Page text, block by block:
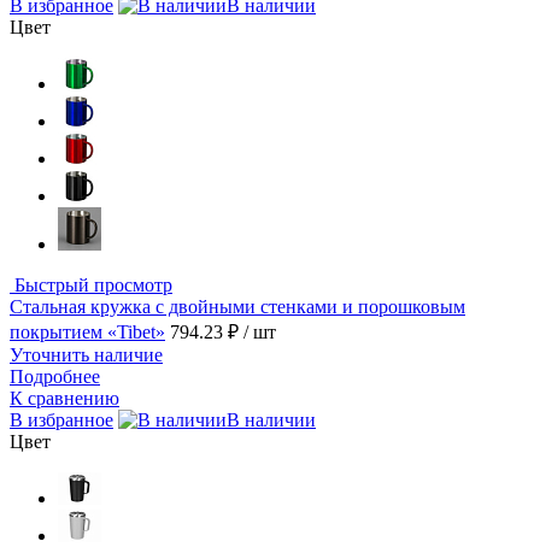
В избранное
В наличии
Цвет
Быстрый просмотр
Стальная кружка с двойными стенками и порошковым
покрытием «Tibet» 794.23 ₽ / шт
Уточнить наличие
Подробнее
К сравнению
В избранное
В наличии
Цвет